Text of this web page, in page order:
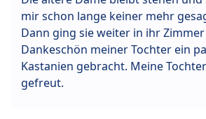
mir schon lange keiner mehr
Dann ging sie weiter in ihr
Dankeschön meiner Tochter ein
Kastanien gebracht. Meine
gefreut.